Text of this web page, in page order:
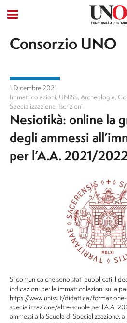
Consorzio UNO
1 Dicembre 2021
Immatricolazioni, UNISS, Archeologia,
Specializzazione, Iscrizioni
Nesiotikà: online la
degli ammessi
per l’A.A. 2021/
Si comunica che sono stati pubblicati il
indicazioni per le immatricolazioni sulla
https://www.uniss.it/didattica/
specializzazione/altre-scuole per l’A.A.
ammessi alla Scuola di Specializzazione,